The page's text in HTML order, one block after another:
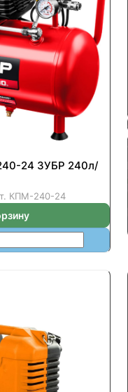
24 ЗУБР 240л/
КПМ-240-24